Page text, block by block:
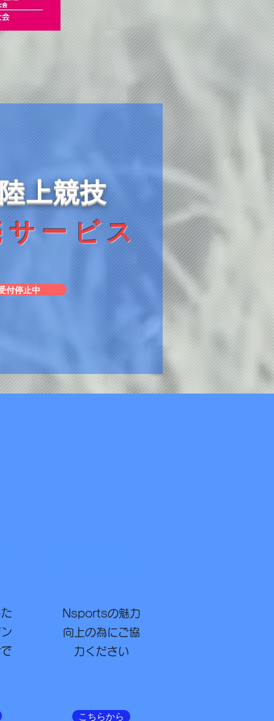
長野のバレーボール2025総
価格
￥1,800
上競技
ービス
付停止中
Nsportsの魅力
向上の為にご協
力ください
こちらから